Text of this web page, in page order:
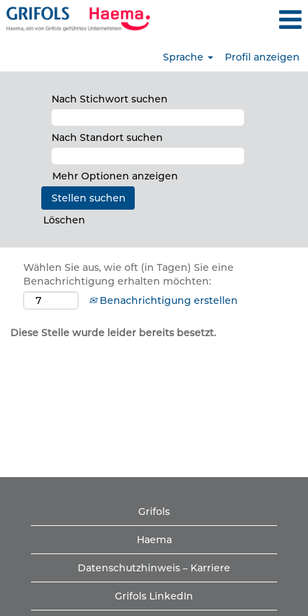
Sprache Profil anzeigen
Nach Stichwort suchen
Nach Standort suchen
Mehr Optionen anzeigen
Löschen
Wählen Sie aus, wie oft (in Tagen) Sie eine
Benachrichtigung erhalten möchten:
Benachrichtigung erstellen
Diese Stelle wurde leider bereits besetzt.
Grifols
Haema
Datenschutzhinweis – Karriere
Grifols LinkedIn